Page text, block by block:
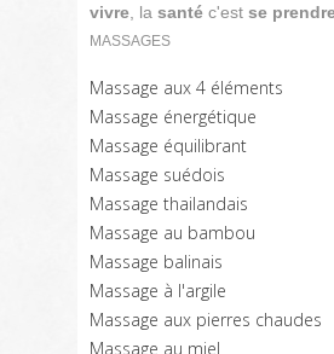
vivre , la santé c'est se
MASSAGES
Massage aux 4 éléments
Massage énergétique
Massage équilibrant
Massage suédois
Massage thailandais
Massage au bambou
Massage balinais
Massage à l'argile
Massage aux pierres chaudes
Massage au miel